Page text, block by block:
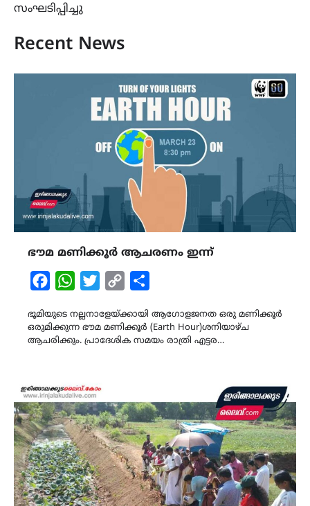
സംഘടിപ്പിച്ചു
Recent News
ഭൗമ മണിക്കൂർ ആചരണം ഇന്ന്
FacebookWhatsAppTwitterCopy
ഭൂമിയുടെ നല്ലനാളേയ്ക്കായി ആഗോളജനത ഒരു മണിക്കൂർ
ഒരുമിക്കുന്ന ഭൗമ മണിക്കൂർ (Earth Hour)ശനിയാഴ്ച
ആചരിക്കും. പ്രാദേശിക സമയം രാത്രി എട്ടര…